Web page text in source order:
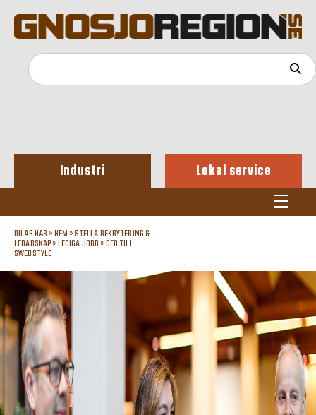
Industri Lokal service
DU ÄR HÄR » HEM » STELLA REKRYTERING &
LEDARSKAP» LEDIGA JOBB » CFO TILL
SWEDSTYLE